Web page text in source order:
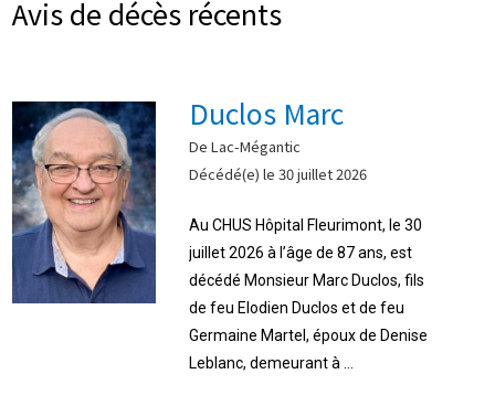
Avis de décès récents
Duclos Marc
De Lac-Mégantic
Décédé(e) le 30 juillet 2026
Au CHUS Hôpital Fleurimont, le 30
juillet 2026 à l’âge de 87 ans, est
décédé Monsieur Marc Duclos, fils
de feu Elodien Duclos et de feu
Germaine Martel, époux de Denise
Leblanc, demeurant à ...